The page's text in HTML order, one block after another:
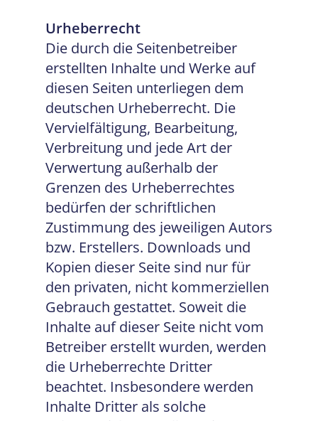
Urheberrecht
Die durch die Seitenbetreiber
erstellten Inhalte und Werke auf
diesen Seiten unterliegen dem
deutschen Urheberrecht. Die
Vervielfältigung, Bearbeitung,
Verbreitung und jede Art der
Verwertung außerhalb der
Grenzen des Urheberrechtes
bedürfen der schriftlichen
Zustimmung des jeweiligen Autors
bzw. Erstellers. Downloads und
Kopien dieser Seite sind nur für
den privaten, nicht kommerziellen
Gebrauch gestattet. Soweit die
Inhalte auf dieser Seite nicht vom
Betreiber erstellt wurden, werden
die Urheberrechte Dritter
beachtet. Insbesondere werden
Inhalte Dritter als solche